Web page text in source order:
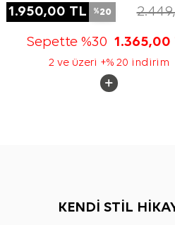
1.950,00 TL %20
Sepette %30 1.365,00
2 ve üzeri +% 20 indirim
KENDİ STİL